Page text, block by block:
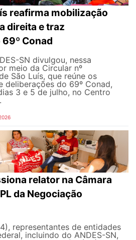
reafirma mobilização
direita e traz
Conad
SN divulgou, nessa
meio da Circular nº
São Luís, que reúne os
deliberações do 69º Conad,
3 e 5 de julho, no Centro
relator na Câmara
da Negociação
representantes de entidades
incluindo do ANDES-SN,